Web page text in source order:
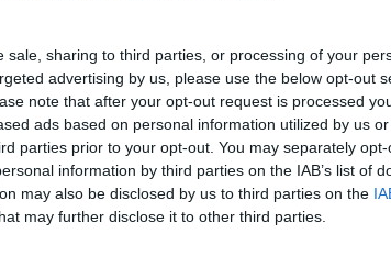
sale, sharing to third parties, or processing of your
advertising by us, please use the below opt-out
note that after your opt-out request is processed
ads based on personal information utilized by us
parties prior to your opt-out. You may separately
information by third parties on the IAB’s list of
may also be disclosed by us to third parties on the
may further disclose it to other third parties.
Dublino, Castlerock, Belfast, Dover,
Brighton
Vai al diario
2 3066